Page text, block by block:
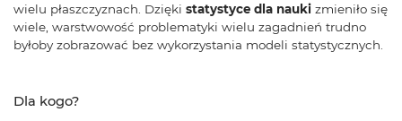
wielu płaszczyznach. Dzięki statystyce dla nauki zmieniło się
wiele, warstwowość problematyki wielu zagadnień trudno
byłoby zobrazować bez wykorzystania modeli statystycznych.
Dla kogo?